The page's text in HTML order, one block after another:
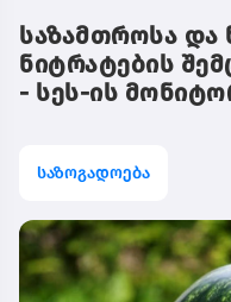
საზამთროსა და
ნიტრატების
- სეს-ის
საზოგადოება